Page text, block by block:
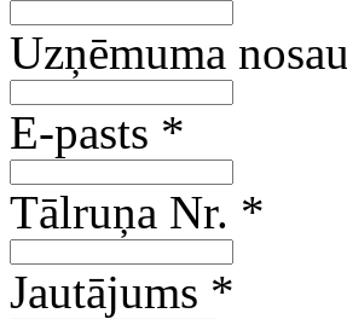
Uzņēmuma
E-pasts *
Tālruņa Nr. *
Jautājums *